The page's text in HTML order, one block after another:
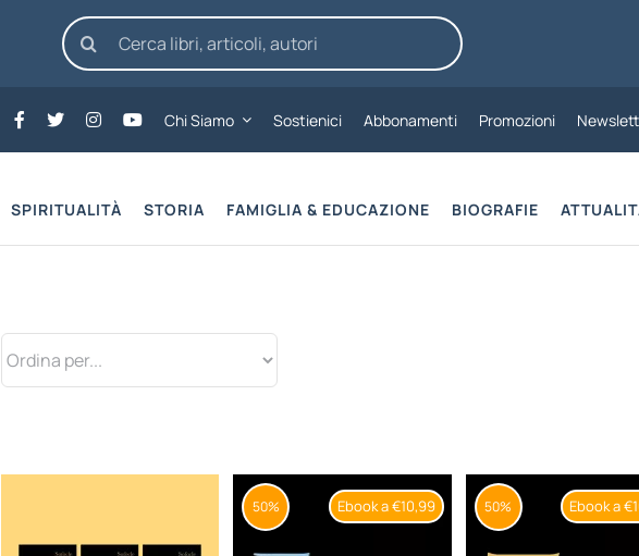
Cerca
per:
Chi Siamo Sostienici Abbonamenti Promozioni
SPIRITUALITÀ STORIA FAMIGLIA & EDUCAZIONE BIOGRAFIE
Ebook a €10,99
50% Ebook a
50%